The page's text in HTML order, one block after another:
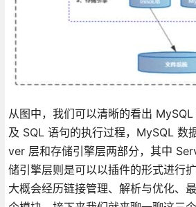
从图中，我们可以清晰的看出
及 SQL 语句的执行过程，MySQL 数
ver 层和存储引擎层两部分，其中
储引擎层则是可以以插件的形式进行
大概会经历链接管理、解析与优化、